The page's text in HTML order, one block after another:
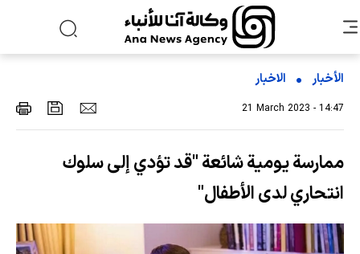
الأخبار الاخبار
21 March 2023 - 14:47
ممارسة يومية شائعة "قد تؤدي إلى سلوك
انتحاري لدى الأطفال"